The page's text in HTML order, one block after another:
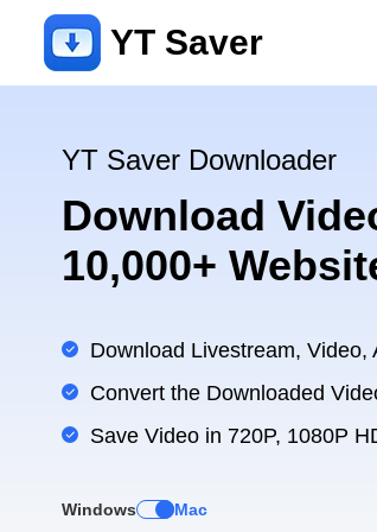
YT Saver
YT Saver Downloader
Download
10,000+
Download Livestream, Video,
Convert the Downloaded
Save Video in 720P, 1080P
Windows Mac